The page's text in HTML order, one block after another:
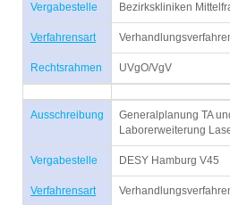
Vergabestelle Bezirkskliniken
Verfahrensart
Rechtsrahmen UVgO/VgV
Ausschreibung
Generalplanung TA
Laborerweiterung
Vergabestelle DESY Hamburg V45
Verfahrensart